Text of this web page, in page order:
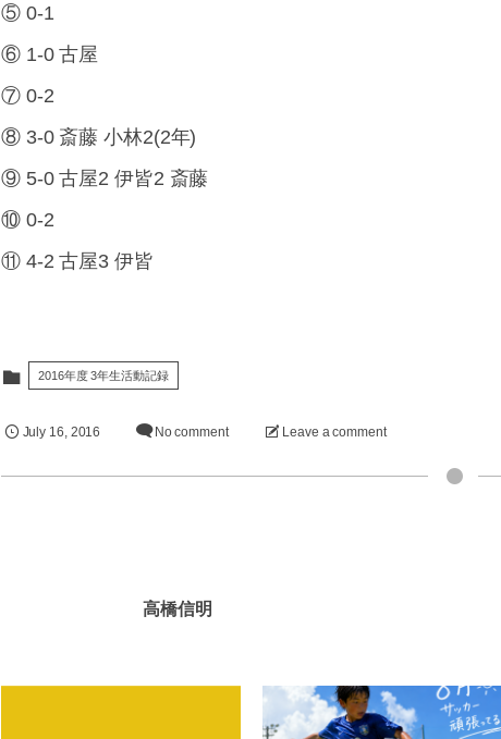
⑤ 0-1
⑥ 1-0 古屋
⑦ 0-2
⑧ 3-0 斎藤 小林2(2年)
⑨ 5-0 古屋2 伊皆2 斎藤
⑩ 0-2
⑪ 4-2 古屋3 伊皆
2016年度 3年生活動記録
July 16, 2016 No comment Leave a comment
高橋信明